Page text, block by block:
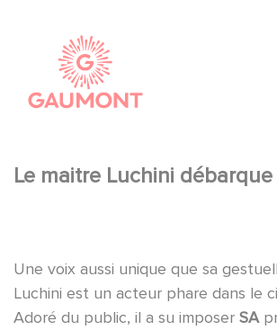
Le maitre Luchini
Une voix aussi unique que sa
Luchini est un acteur phare dans le
Adoré du public, il a su imposer SA